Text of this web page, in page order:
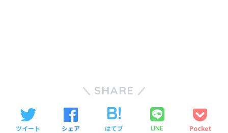
SHARE
ツイート シェア はてブ LINE Pocket